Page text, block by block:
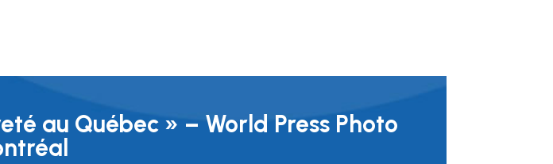
au Québec » – World Press Photo